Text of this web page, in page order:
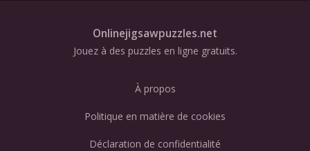
Onlinejigsawpuzzles.net
Jouez à des puzzles en ligne gratuits.
À propos
Politique en matière de cookies
Déclaration de confidentialité